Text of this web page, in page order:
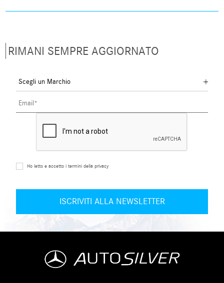
RIMANI SEMPRE AGGIORNATO
Ho letto e accetto i termini della privacy